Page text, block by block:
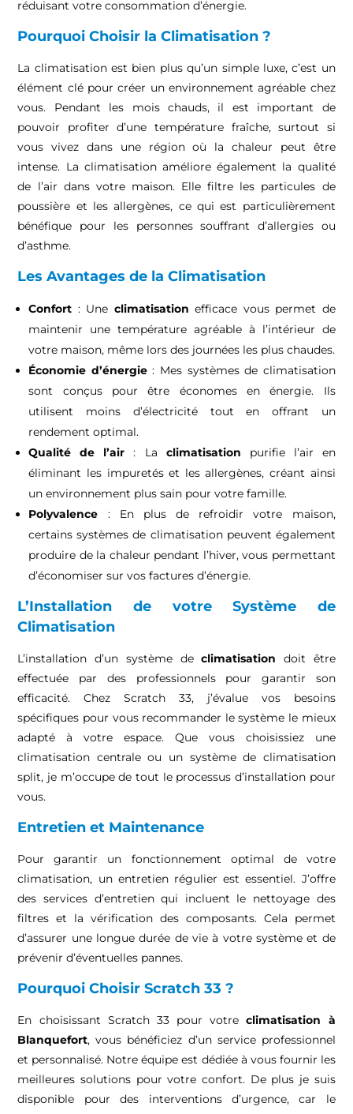
réduisant votre consommation d’énergie.
Pourquoi Choisir la Climatisation ?
La climatisation est bien plus qu’un simple luxe, c’est un
élément clé pour créer un environnement agréable chez
vous. Pendant les mois chauds, il est important de
pouvoir profiter d’une température fraîche, surtout si
vous vivez dans une région où la chaleur peut être
intense. La climatisation améliore également la qualité
de l’air dans votre maison. Elle filtre les particules de
poussière et les allergènes, ce qui est particulièrement
bénéfique pour les personnes souffrant d’allergies ou
d’asthme.
Les Avantages de la Climatisation
Confort : Une climatisation efficace vous permet de
maintenir une température agréable à l’intérieur de
votre maison, même lors des journées les plus chaudes.
Économie d’énergie: Mes systèmes de climatisation
sont conçus pour être économes en énergie. Ils
utilisent moins d’électricité tout en offrant un
rendement optimal.
Qualité de l’air : La climatisation purifie l’air en
éliminant les impuretés et les allergènes, créant ainsi
un environnement plus sain pour votre famille.
Polyvalence : En plus de refroidir votre maison,
certains systèmes de climatisation peuvent également
produire de la chaleur pendant l’hiver, vous permettant
d’économiser sur vos factures d’énergie.
L’Installation de votre Système de
Climatisation
L’installation d’un système declimatisation doit être
effectuée par des professionnels pour garantir son
efficacité. Chez Scratch 33, j’évalue vos besoins
spécifiques pour vous recommander le système le mieux
adapté à votre espace. Que vous choisissiez une
climatisation centrale ou un système de climatisation
split, je m’occupe de tout le processus d’installation pour
vous.
Entretien et Maintenance
Pour garantir un fonctionnement optimal de votre
climatisation, un entretien régulier est essentiel. J’offre
des services d’entretien qui incluent le nettoyage des
filtres et la vérification des composants. Cela permet
d’assurer une longue durée de vie à votre système et de
prévenir d’éventuelles pannes.
Pourquoi Choisir Scratch 33 ?
En choisissant Scratch 33 pour votreclimatisation à
Blanquefort, vous bénéficiez d’un service professionnel
et personnalisé. Notre équipe est dédiée à vous fournir les
meilleures solutions pour votre confort. De plus je suis
disponible pour des interventions d’urgence, car le